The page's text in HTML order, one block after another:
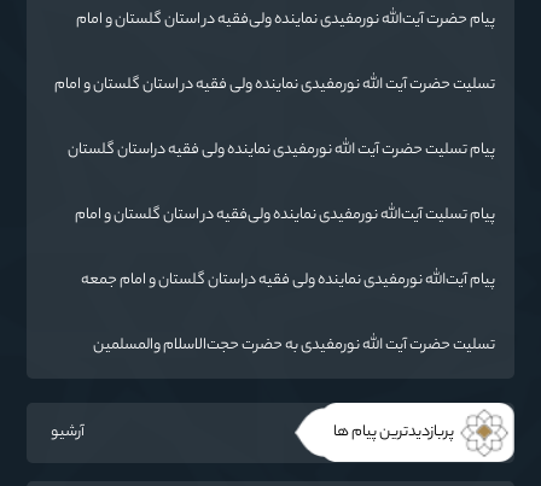
پیام حضرت آیت‌الله نورمفیدی نماینده ولی‌فقیه در استان گلستان و امام
تسليت حضرت آیت الله نورمفیدی نماینده ولی فقیه در استان گلستان و امام
پیام تسلیت حضرت آیت الله نورمفیدی نماینده ولی فقیه دراستان گلستان
پیام تسلیت آیت‌الله نورمفیدی نماینده ولی‌فقیه در استان گلستان و امام
پیام آیت‌الله نورمفیدی نماینده ولی فقیه دراستان گلستان و امام جمعه
تسلیت حضرت آیت الله نورمفیدی به حضرت حجت‌الاسلام والمسلمین
پربازدیدترین پیام ها آرشیو